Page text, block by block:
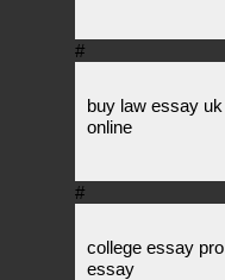
#
buy law essay
online
#
college essay
essay